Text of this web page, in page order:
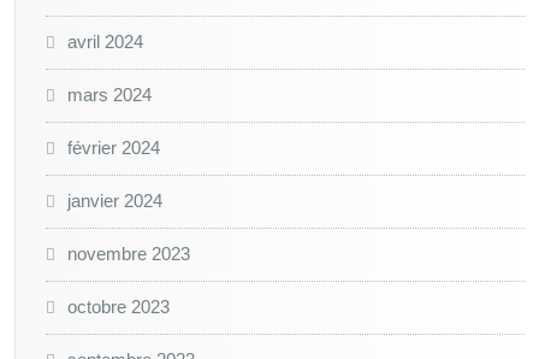
avril 2024
mars 2024
février 2024
janvier 2024
novembre 2023
octobre 2023